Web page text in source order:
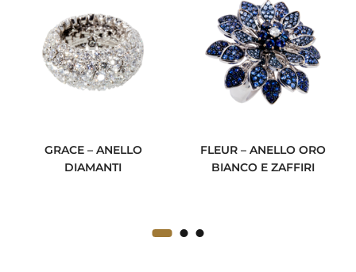
GRACE – ANELLO
DIAMANTI
FLEUR – ANELLO ORO
BIANCO E ZAFFIRI